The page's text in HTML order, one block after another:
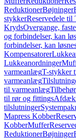
ReduktionerBøjninger
stykkerReservedele til
KrydsOvergange, faste
og forbindelser, kan
forbindelser, kan
Kompensatorer
Lukkeanordninger
varmeanlægT-stykker
varmeanlæg
til varmeanlæg
til rør og fittings
tilslutninger
Mapress Kobber
KobberMuffer
ReduktionerBøjninger